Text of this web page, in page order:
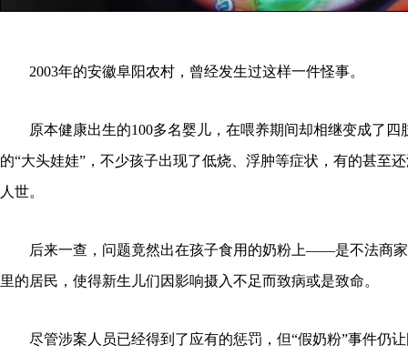
2003年的安徽阜阳农村，曾经发生过这样一件怪事。
原本健康出生的100多名婴儿，在喂养期间却相继变成了四
的“大头娃娃”，不少孩子出现了低烧、浮肿等症状，有的甚至
人世。
后来一查，问题竟然出在孩子食用的奶粉上——是不法商家
里的居民，使得新生儿们因影响摄入不足而致病或是致命。
尽管涉案人员已经得到了应有的惩罚，但“假奶粉”事件仍让